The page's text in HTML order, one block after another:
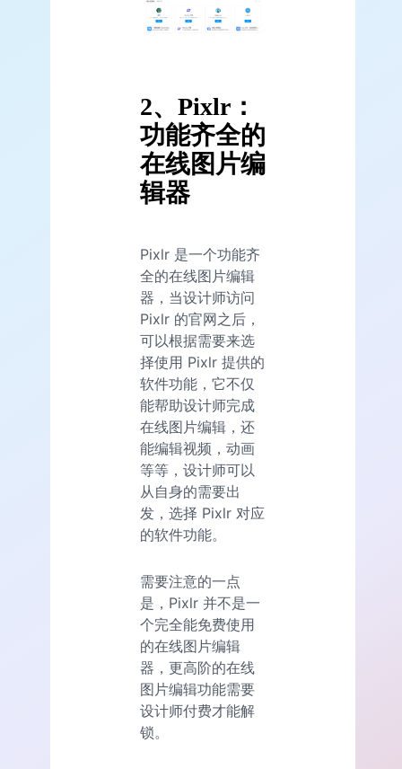
2、Pixlr：
功能齐全的
在线图片编
辑器
Pixlr 是一个功能齐
全的在线图片编辑
器，当设计师访问
Pixlr 的官网之后，
可以根据需要来选
择使用 Pixlr 提供的
软件功能，它不仅
能帮助设计师完成
在线图片编辑，还
能编辑视频，动画
等等，设计师可以
从自身的需要出
发，选择 Pixlr 对应
的软件功能。
需要注意的一点
是，Pixlr 并不是一
个完全能免费使用
的在线图片编辑
器，更高阶的在线
图片编辑功能需要
设计师付费才能解
锁。